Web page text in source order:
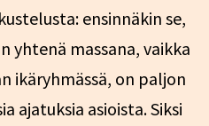
ensinnäkin se,
yhtenä massana, vaikka
ikäryhmässä, on paljon
ajatuksia asioista. Siksi